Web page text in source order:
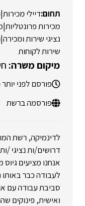
דיילי מכירות|
מכירות פרונטליות|
נציגי שירות ומכירה|
שירות לקוחות
פורסם לפני
פורסמה ברשת
דרושים/ות נציגי /
אנחנו מציעים
לעבודה כבר באותו
סביבת עבודה עם
ואישית, פינוקים